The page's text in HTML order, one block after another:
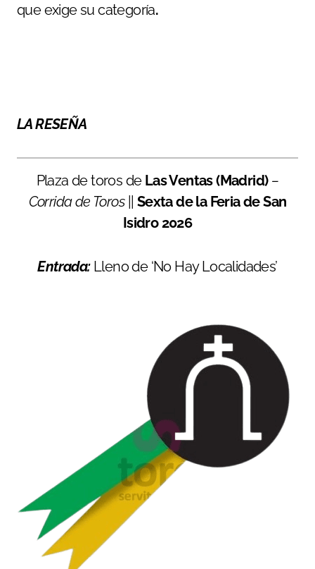
que exige su categoría.
LA RESEÑA
Plaza de toros de Las Ventas (Madrid) –
Corrida de Toros
Sexta de la Feria de San
Isidro 2026
Entrada: Lleno de ‘No Hay Localidades’